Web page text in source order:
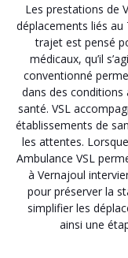
Les prestations de
déplacements liés
trajet est pensé
médicaux, qu’il
conventionné
dans des conditions
santé. VSL
établissements de
les attentes.
Ambulance VSL
à Vernajoul
pour préserver la
simplifier les
ainsi une